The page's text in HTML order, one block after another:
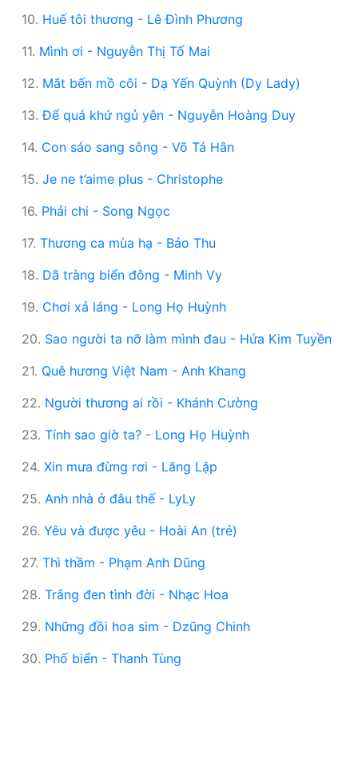
10. Huế tôi thương - Lê Đình Phương
11. Mình ơi - Nguyễn Thị Tố Mai
12. Mắt bến mồ côi - Dạ Yến Quỳnh (Dy Lady)
13.Để quá khứ ngủ yên - Nguyễn Hoàng Duy
14. Con sáo sang sông - Võ Tá Hân
15. Je ne t’aime plus - Christophe
16. Phải chi - Song Ngọc
17. Thương ca mùa hạ - Bảo Thu
18. Dã tràng biển đông - Minh Vy
19. Chơi xả láng - Long Họ Huỳnh
20. Sao người ta nỡ làm mình đau - Hứa Kim Tuyền
21. Quê hương Việt Nam - Anh Khang
22. Người thương ai rồi - Khánh Cường
23. Tính sao giờ ta? - Long Họ Huỳnh
24. Xin mưa đừng rơi - Lăng Lập
25. Anh nhà ở đâu thế - LyLy
26. Yêu và được yêu - Hoài An (trẻ)
27. Thì thầm - Phạm Anh Dũng
28. Trắng đen tình đời - Nhạc Hoa
29. Những đồi hoa sim - Dzũng Chinh
30. Phố biển - Thanh Tùng